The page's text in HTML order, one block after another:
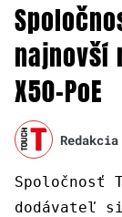
najnovší
X50-PoE
Redakcia
Spoločnosť
dodávateľ